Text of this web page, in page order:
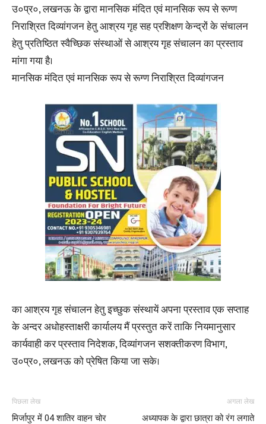
उ०प्र०, लखनऊ के द्वारा मानसिक मंदित एवं मानसिक रूप से रूग्ण
निराश्रित दिव्यांगजन हेतु आश्रय गृह सह प्रशिक्षण केन्द्रों के संचालन
हेतु प्रतिष्ठित स्वैच्छिक संस्थाओं से आश्रय गृह संचालन का प्रस्ताव
मांगा गया है।
मानसिक मंदित एवं मानसिक रूप से रूग्ण निराश्रित दिव्यांगजन
का आश्रय गृह संचालन हेतु इच्छुक संस्थायें अपना प्रस्ताव एक सप्ताह
के अन्दर अधोहस्ताक्षरी कार्यालय मैं प्रस्तुत करें ताकि नियमानुसार
कार्यवाही कर प्रस्ताव निदेशक, दिव्यांगजन सशक्तीकरण विभाग,
उ०प्र०, लखनऊ को प्रेषित किया जा सके।
पिछला लेख
मिर्जापुर में 04 शातिर वाहन चोर
अगला लेख
अध्यापक के द्वारा छात्रा को रंग लगाते